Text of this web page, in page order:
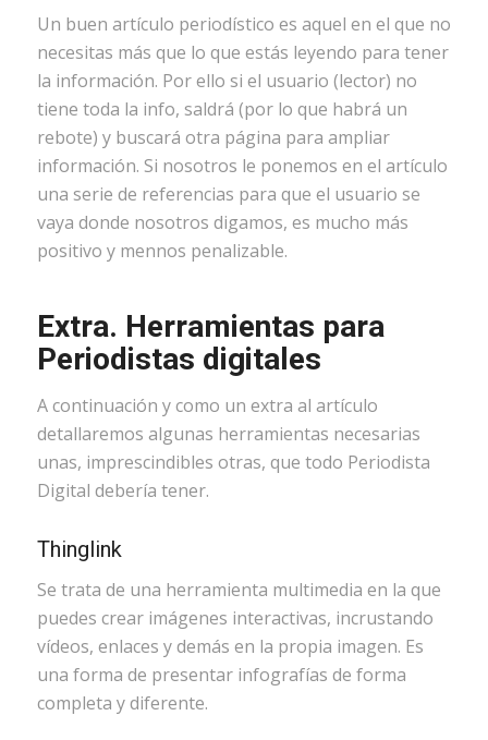
Un buen artículo periodístico es aquel en el que no
necesitas más que lo que estás leyendo para tener
la información. Por ello si el usuario (lector) no
tiene toda la info, saldrá (por lo que habrá un
rebote) y buscará otra página para ampliar
información. Si nosotros le ponemos en el artículo
una serie de referencias para que el usuario se
vaya donde nosotros digamos, es mucho más
positivo y mennos penalizable.
Extra. Herramientas para
Periodistas digitales
A continuación y como un extra al artículo
detallaremos algunas herramientas necesarias
unas, imprescindibles otras, que todo Periodista
Digital debería tener.
Thinglink
Se trata de una herramienta multimedia en la que
puedes crear imágenes interactivas, incrustando
vídeos, enlaces y demás en la propia imagen. Es
una forma de presentar infografías de forma
completa y diferente.